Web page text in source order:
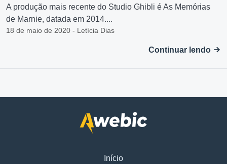
A produção mais recente do Studio Ghibli é As Memórias
de Marnie, datada em 2014....
18 de maio de 2020 - Letícia Dias
Continuar lendo
Início